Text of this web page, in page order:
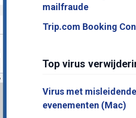
mailfraude
Trip.com Booking
Top virus
Virus met
evenementen (Mac)